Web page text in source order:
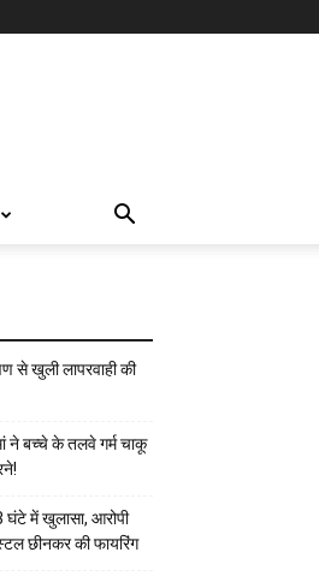
से खुली लापरवाही की
ने बच्चे के तलवे गर्म चाकू
घंटे में खुलासा, आरोपी
छीनकर की फायरिंग